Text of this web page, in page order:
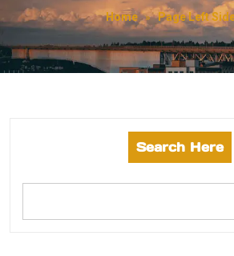
Home » Page Left
Search Here